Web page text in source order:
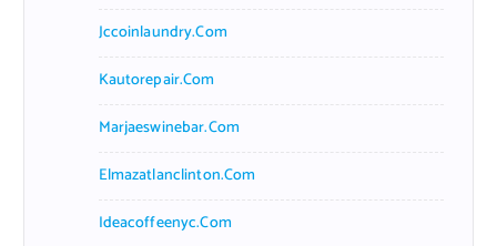
Jccoinlaundry.com
Kautorepair.com
Marjaeswinebar.com
Elmazatlanclinton.com
Ideacoffeenyc.com